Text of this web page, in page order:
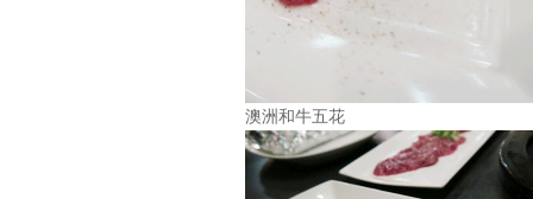
澳洲和牛五花